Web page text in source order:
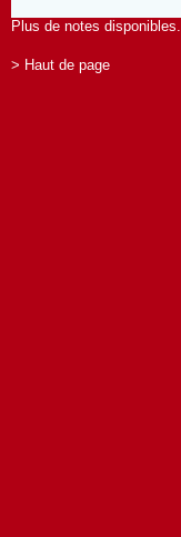
Plus de notes disponibles.
> Haut de page